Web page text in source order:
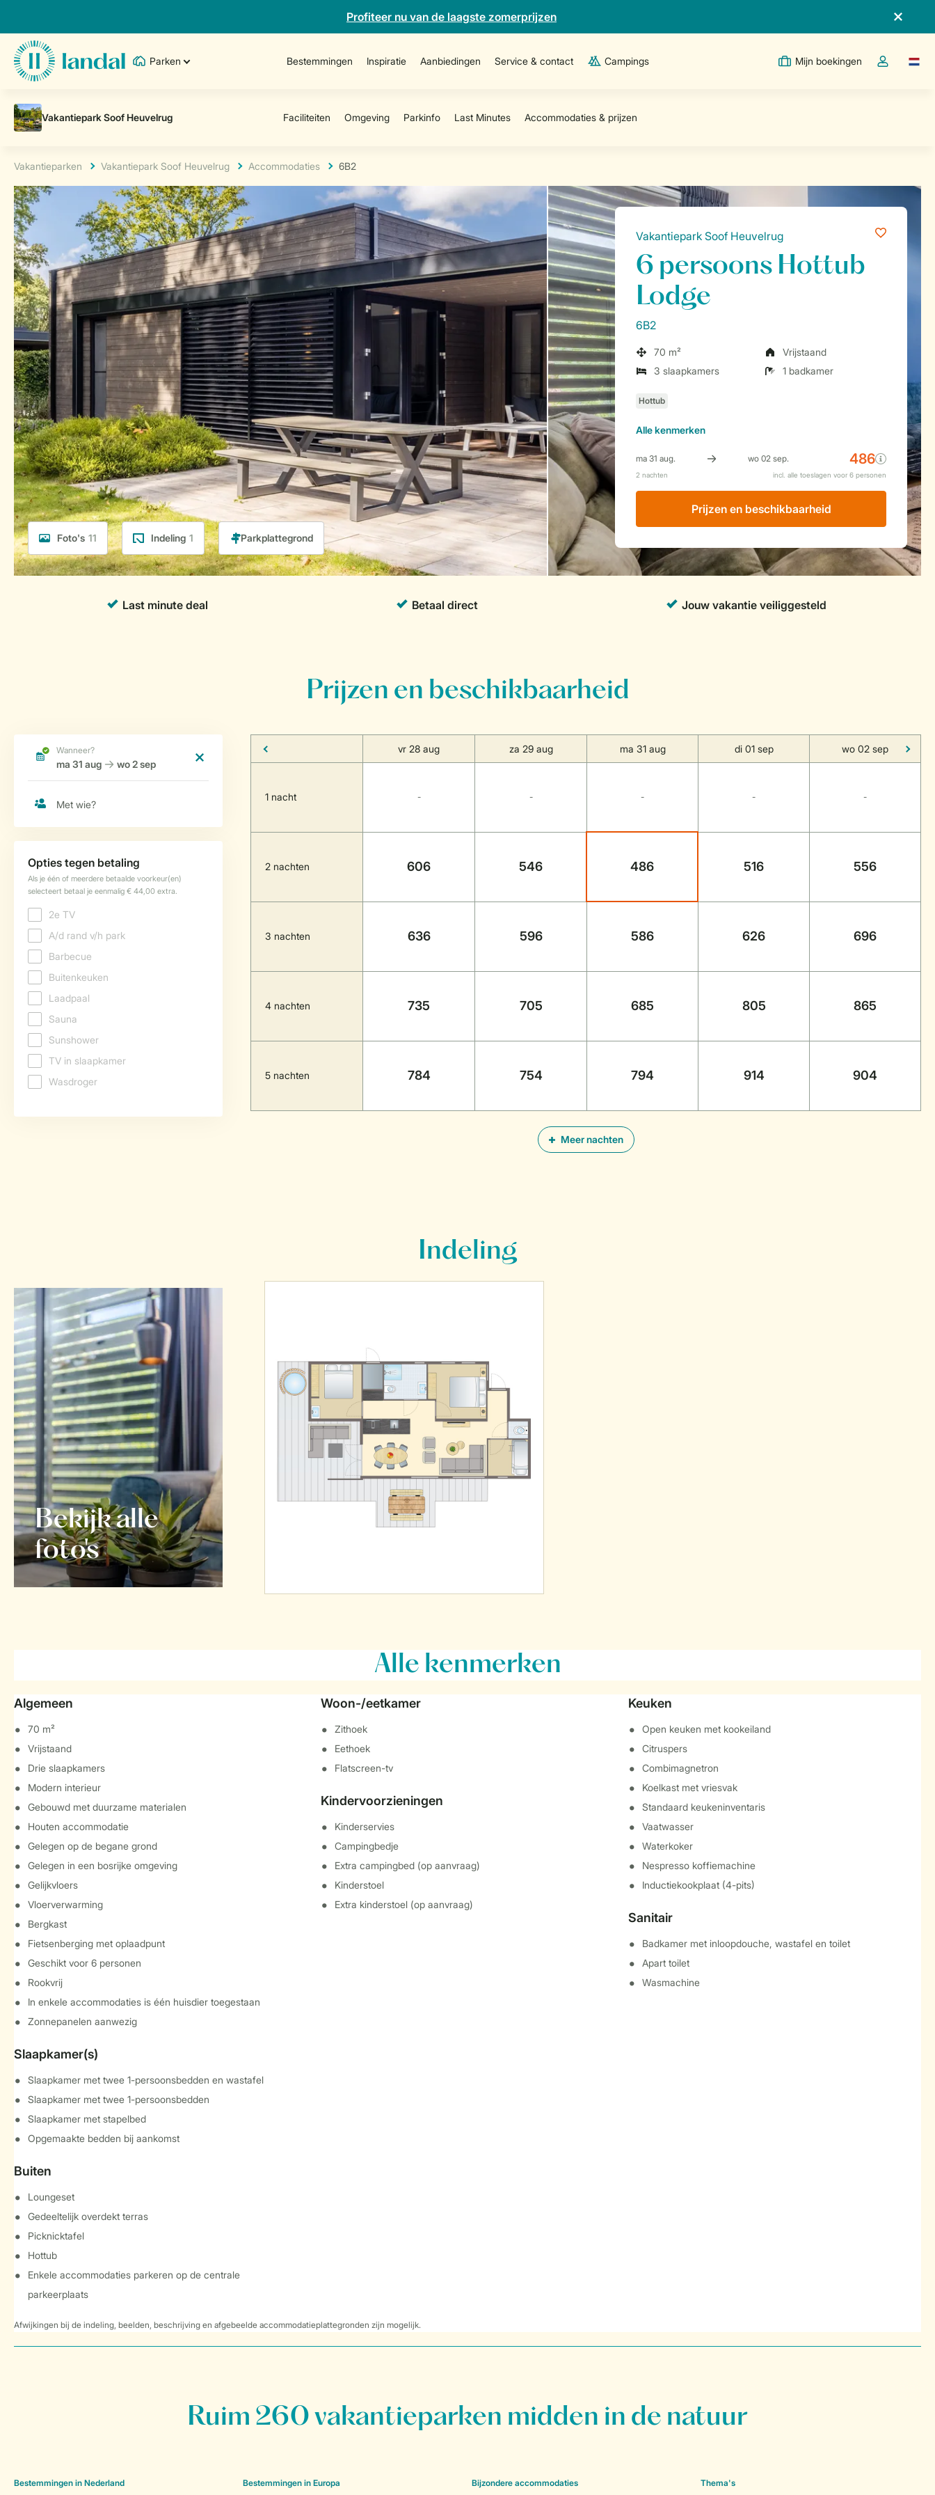
Profiteer nu van de laagste zomerprijzen
Parken Bestemmingen Inspiratie Aanbiedingen Service & contact Campings Mijn boekingen
Open deTaal
Vakantieparken Vakantiepark Soof Heuvelrug Accommodaties 6B2
Foto's 11 Indeling 1
Vakantiepark Soof Heuvelrug
6 persoons Hottub
Lodge
6B2
70 m²
Vrijstaand
3 slaapkamers
1 badkamer
Allekenmerken
Prijzen en beschikbaarheid
Prijzen en beschikbaarheid
Meer nachten
vr 28 aug za 29 aug ma 31 aug di 01 sep wo 02 sep
1 nacht - - - - -
2 nachten 606 546 486 516 556
3 nachten 636 596 586 626 696
4 nachten 735 705 685 805 865
5 nachten 784 754 794 914 904
Indeling
Bekijk alle
foto's
Alle kenmerken
Algemeen
70 m²
Vrijstaand
Drie slaapkamers
Modern interieur
Gebouwd met duurzame materialen
Houten accommodatie
Gelegen op de begane grond
Gelegen in een bosrijke omgeving
Gelijkvloers
Vloerverwarming
Bergkast
Fietsenberging met oplaadpunt
Geschikt voor 6 personen
Rookvrij
In enkele accommodaties is één huisdier toegestaan
Zonnepanelen aanwezig
Slaapkamer(s)
Slaapkamer met twee 1-persoonsbedden en wastafel
Slaapkamer met twee 1-persoonsbedden
Slaapkamer met stapelbed
Opgemaakte bedden bij aankomst
Buiten
Loungeset
Gedeeltelijk overdekt terras
Picknicktafel
Hottub
Enkele accommodaties parkeren op de centrale
parkeerplaats
Woon-/eetkamer
Zithoek
Eethoek
Flatscreen-tv
Kindervoorzieningen
Kinderservies
Campingbedje
Extra campingbed (op aanvraag)
Kinderstoel
Extra kinderstoel (op aanvraag)
Keuken
Open keuken met kookeiland
Citruspers
Combimagnetron
Koelkast met vriesvak
Standaard keukeninventaris
Vaatwasser
Waterkoker
Nespresso koffiemachine
Inductiekookplaat (4-pits)
Sanitair
Badkamer met inloopdouche, wastafel en toilet
Apart toilet
Wasmachine
Afwijkingen bij de indeling, beelden, beschrijving en afgebeelde accommodatieplattegronden zijn mogelijk.
Ruim 260 vakantieparken midden in de natuur
Bestemmingen in Nederland Bestemmingen in Europa Bijzondere accommodaties Thema's